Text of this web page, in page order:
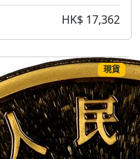
HK$ 17,362
現貨